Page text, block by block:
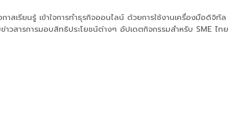
เรียนรู้ เข้าใจการทำธุรกิจออนไลน์ ด้วยการใช้งานเครื่องมือดิจิทัล
สารการมอบสิทธิประโยชน์ต่างๆ อัปเดตกิจกรรมสำหรับ SME ไทย